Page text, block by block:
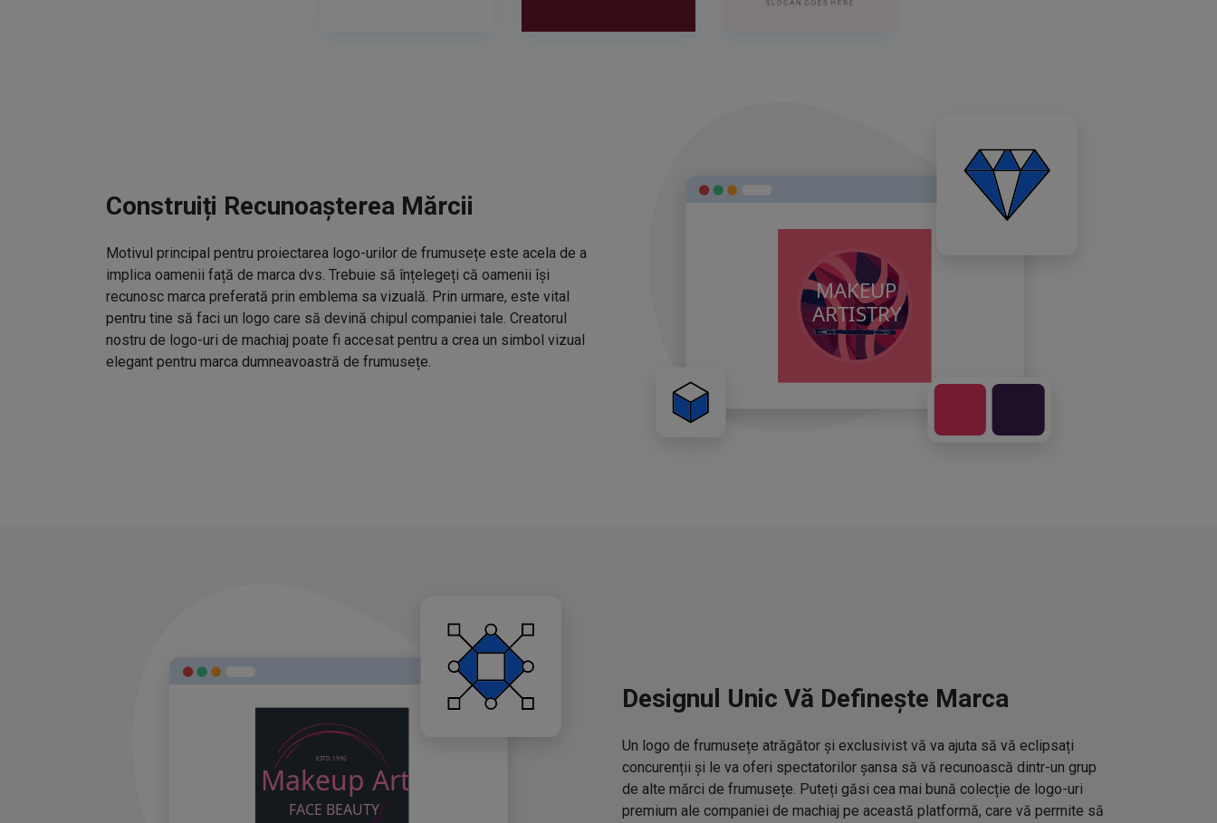
Construiți Recunoașterea Mărcii
Motivul principal pentru proiectarea logo-urilor de frumusețe este acela de a
implica oamenii față de marca dvs. Trebuie să înțelegeți că oamenii își
recunosc marca preferată prin emblema sa vizuală. Prin urmare, este vital
pentru tine să faci un logo care să devină chipul companiei tale. Creatorul
nostru de logo-uri de machiaj poate fi accesat pentru a crea un simbol vizual
elegant pentru marca dumneavoastră de frumusețe.
Designul Unic Vă Definește Marca
Un logo de frumusețe atrăgător și exclusivist vă va ajuta să vă eclipsați
concurenții și le va oferi spectatorilor șansa să vă recunoască dintr-un grup
de alte mărci de frumusețe. Puteți găsi cea mai bună colecție de logo-uri
premium ale companiei de machiaj pe această platformă, care vă permite să